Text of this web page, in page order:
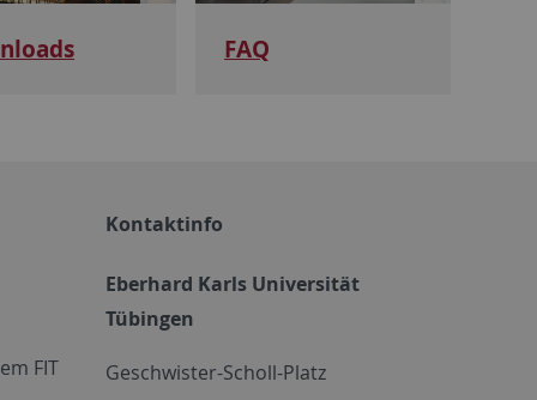
FAQ
FIT
Kontaktinfo
Eberhard Karls Universität
Tübingen
Geschwister-Scholl-Platz